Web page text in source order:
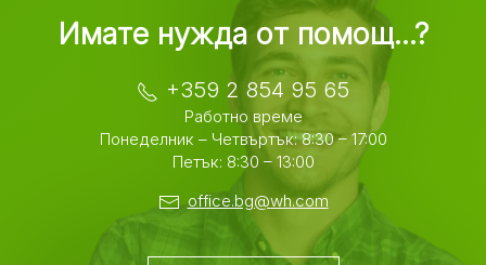
Имате нужда от помощ...?
+359 2 854 95 65
Работно време
Понеделник – Четвъртък: 8:30 – 17:00
Петък: 8:30 – 13:00
office.bg@wh.com